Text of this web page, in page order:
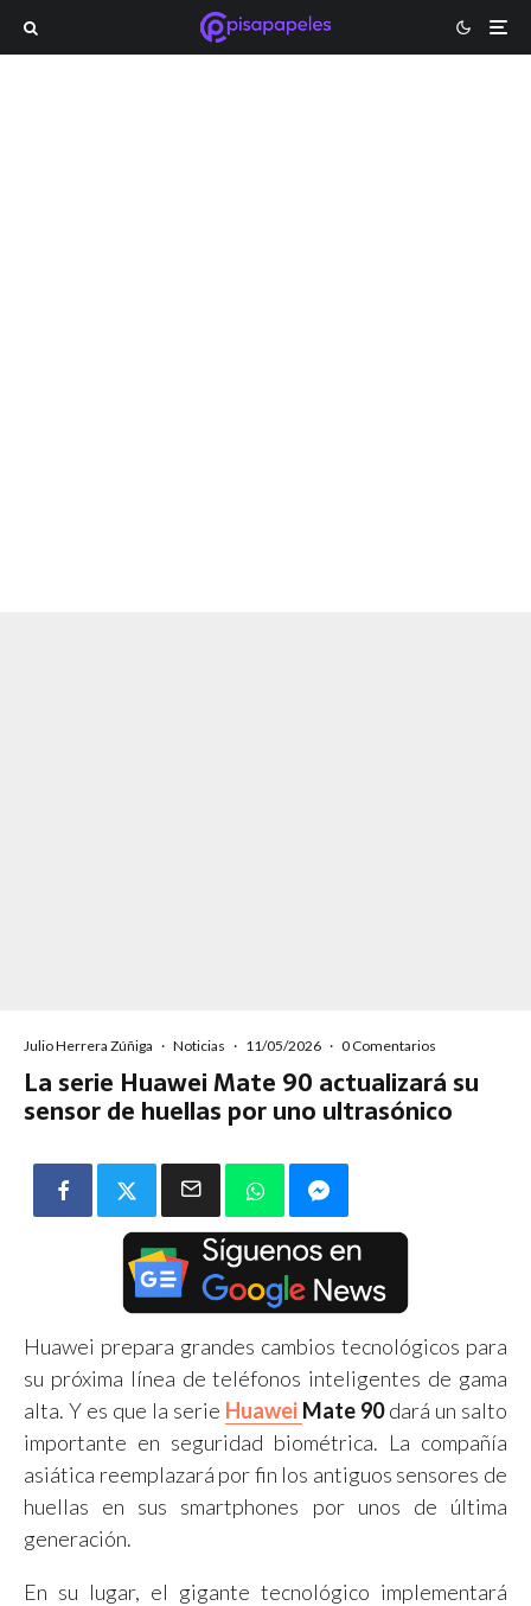
Julio Herrera Zúñiga · Noticias · 11/05/2026 · 0 Comentarios
La serie Huawei Mate 90 actualizará su
sensor de huellas por uno ultrasónico
Huawei prepara grandes cambios tecnológicos para
su próxima línea de teléfonos inteligentes de gama
alta. Y es que la serie Huawei Mate 90dará un salto
importante en seguridad biométrica. La compañía
asiática reemplazará por fin los antiguos sensores de
huellas en sus smartphones por unos de última
generación.
En su lugar, el gigante tecnológico implementará